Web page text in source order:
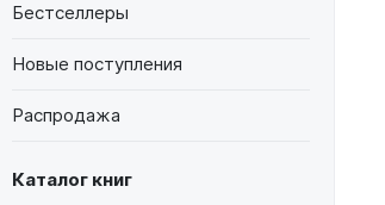
Бестселлеры
Новые поступления
Распродажа
Каталог книг